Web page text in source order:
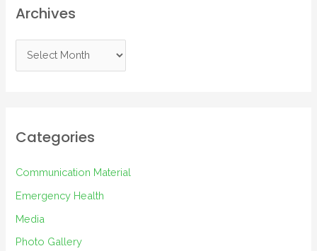
Archives
r
i
e
s
Categories
Communication Material
Emergency Health
Media
Photo Gallery